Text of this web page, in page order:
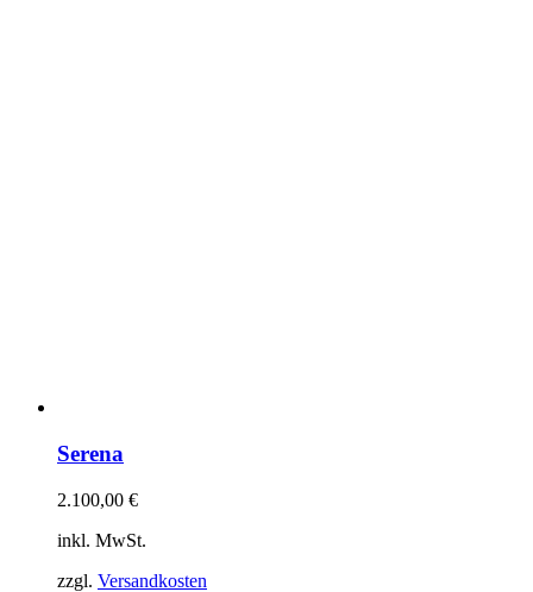
Serena
2.100,00 €
inkl. MwSt.
zzgl. Versandkosten